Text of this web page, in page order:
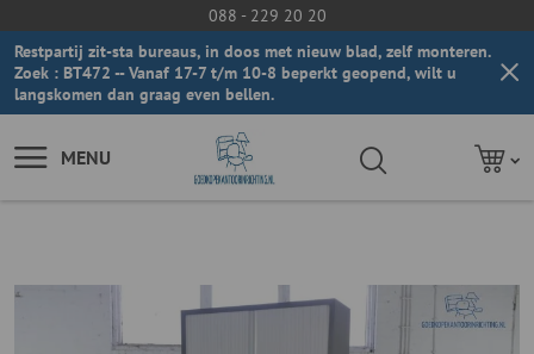
088 - 229 20 20
Restpartij zit-sta bureaus, in doos met nieuw blad, zelf monteren.
Zoek : BT472 -- Vanaf 17-7 t/m 10-8 beperkt geopend, wilt u
langskomen dan graag even bellen.
MENU